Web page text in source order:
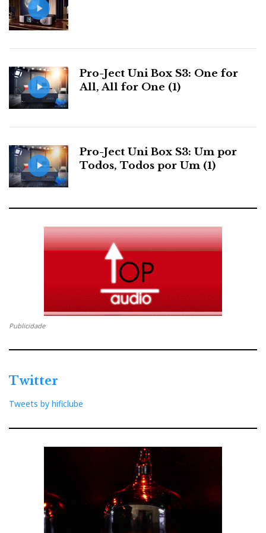
Foto galeria audição das Sonus faber SF16 na Villa
Aurora (clique sobre a primeira foto para abrir a
Entrevista com Paollo Tezzon, director do
departamento técnico e de desenvolvimento da
Sonus faber, sobre o que pensa das SF16
Sonus faber SF16, apresentação integral na
convenção (video de 35 m!) por Livio Cucuzza
(designer) e Paolo Tezzon (concepção técnica)
Cópias de videos publicados 'live' na página oficial
Pro-Ject Uni Box S3: One for
All, All for One (1)
Pro-Ject Uni Box S3: Um por
Todos, Todos por Um (1)
Publicidade
Twitter
Tweets by hificlube